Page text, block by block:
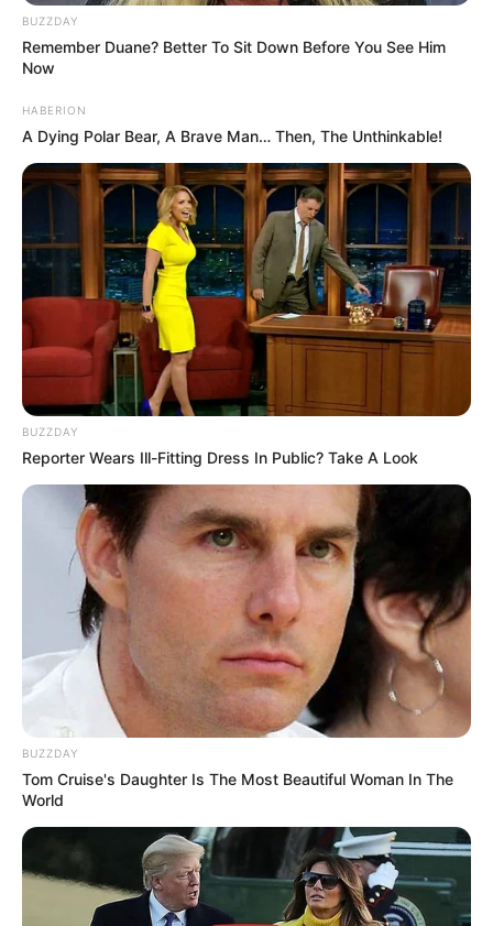
sa sœur Alice ! Ça promet de faire des
Un épisode riche en rebondissements
avec des intrigues fortes. On ne s’ennuie
pas et ça fait du bien après l’intrigue de
Rose et des examens.
Quels sont les points positifs et négatifs de
l’épisode ? Réagissez en commentaires sur
le
forum ITCsur l’épisode de ce soir.
Solenn n’est pas accueillie à bras ouverts par Alice
Les 5 questions
qu’on se pose après
l’épisode ITC
arrivera-t-elle à
reconquérirGaëtan
ou la rupture est-elle
BUZZDAY
Remember Duane? Better To Sit Down Before You See Him
Now
HABERION
A Dying Polar Bear, A Brave Man… Then, The Unthinkable!
BUZZDAY
Reporter Wears Ill-Fitting Dress In Public? Take A Look
BUZZDAY
Tom Cruise's Daughter Is The Most Beautiful Woman In The
World